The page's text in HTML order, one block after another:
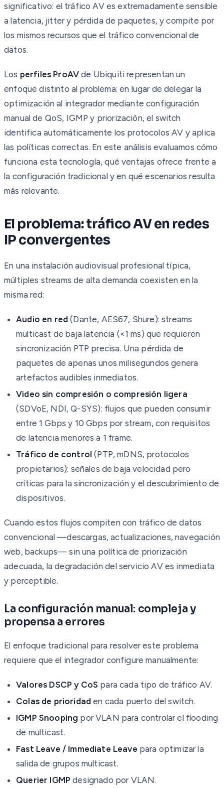
significativo: el tráfico AV es extremadamente sensible
a latencia, jitter y pérdida de paquetes, y compite por
los mismos recursos que el tráfico convencional de
datos.
Los perfiles ProAV de Ubiquiti representan un
enfoque distinto al problema: en lugar de delegar la
optimización al integrador mediante configuración
manual de QoS, IGMP y priorización, el switch
identifica automáticamente los protocolos AV y aplica
las políticas correctas. En este análisis evaluamos cómo
funciona esta tecnología, qué ventajas ofrece frente a
la configuración tradicional y en qué escenarios resulta
más relevante.
El problema: tráfico AV en redes
IP convergentes
En una instalación audiovisual profesional típica,
múltiples streams de alta demanda coexisten en la
misma red:
Audio en red (Dante, AES67, Shure): streams
multicast de baja latencia (<1 ms) que requieren
sincronización PTP precisa. Una pérdida de
paquetes de apenas unos milisegundos genera
artefactos audibles inmediatos.
Video sin compresión o compresión ligera
(SDVoE, NDI, Q-SYS): flujos que pueden consumir
entre 1 Gbps y 10 Gbps por stream, con requisitos
de latencia menores a 1 frame.
Tráfico de control (PTP, mDNS, protocolos
propietarios): señales de baja velocidad pero
críticas para la sincronización y el descubrimiento de
dispositivos.
Cuando estos flujos compiten con tráfico de datos
convencional —descargas, actualizaciones, navegación
web, backups— sin una política de priorización
adecuada, la degradación del servicio AV es inmediata
y perceptible.
La configuración manual: compleja y
propensa a errores
El enfoque tradicional para resolver este problema
requiere que el integrador configure manualmente:
Valores DSCP y CoS para cada tipo de tráfico AV.
Colas de prioridad en cada puerto del switch.
IGMP Snooping por VLAN para controlar el flooding
de multicast.
Fast Leave / Immediate Leave para optimizar la
salida de grupos multicast.
Querier IGMP designado por VLAN.